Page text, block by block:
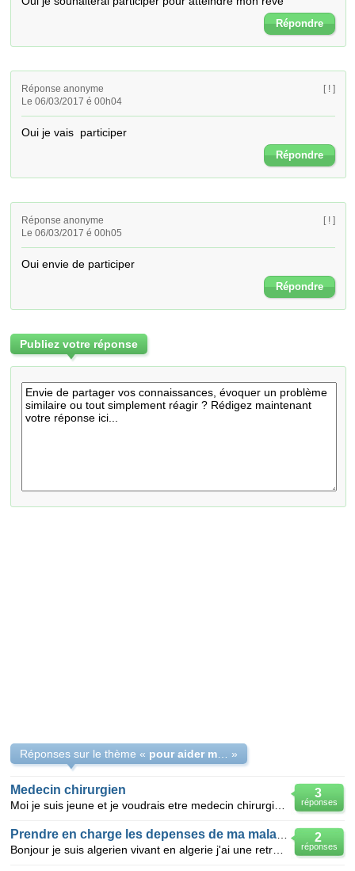
Répondre
Réponse anonyme
Le 06/03/2017 é 00h04
[ ! ]
Oui je vais  participer
Répondre
Réponse anonyme
Le 06/03/2017 é 00h05
[ ! ]
Oui envie de participer
Répondre
Publiez votre réponse
Réponses sur le thème « »
3
réponses
Medecin chirurgien
2
réponses